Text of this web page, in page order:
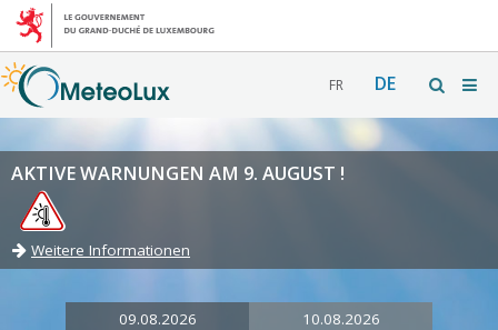
FR DE
AKTIVE WARNUNGEN AM 9. AUGUST !
Weitere Informationen
09.08.2026 10.08.2026